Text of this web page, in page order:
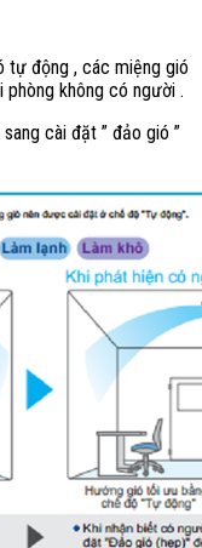
tự động , các miệng gió
không có người .
cài đặt ” đảo gió ”